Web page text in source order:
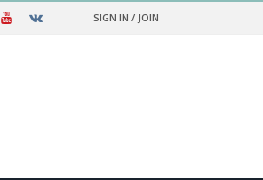
SIGN IN / JOIN